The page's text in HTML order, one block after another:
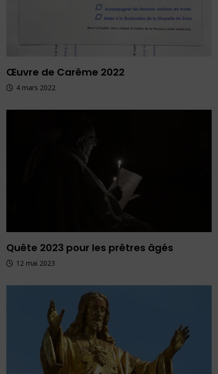
Œuvre de Carême 2022
4 mars 2022
Quête 2023 pour les prêtres âgés
12 mai 2023